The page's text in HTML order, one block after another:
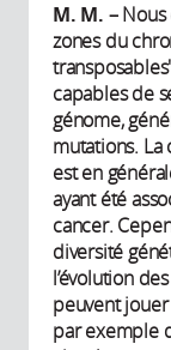
M. M. –
zones du
capables de
génome,
mutations.
est en
ayant été
cancer.
diversité
l’évolution
peuvent
par exemple